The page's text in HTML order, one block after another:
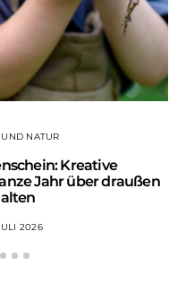
NATUR
Kreative
Jahr über draußen
2026